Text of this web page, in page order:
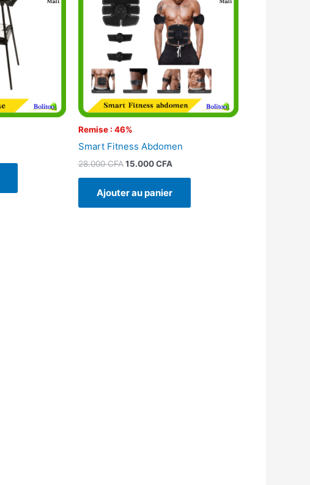
Remise : 46%
Smart Fitness Abdomen
28.000CFA
28.000 CFA.
15.000CFA
15.000 CFA.
Ajouter au panier